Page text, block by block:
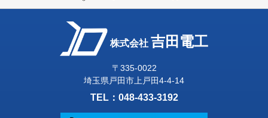
株式会社 吉田電工
〒335-0022
埼玉県戸田市上戸田4-4-14
TEL： 048-433-3192